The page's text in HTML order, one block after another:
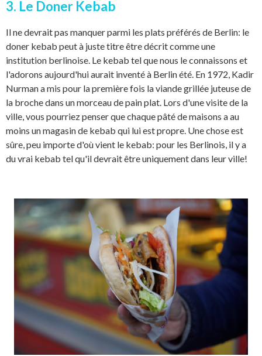
3. Le Doner Kebab
Il ne devrait pas manquer parmi les plats préférés de Berlin: le
doner kebab peut à juste titre être décrit comme une
institution berlinoise. Le kebab tel que nous le connaissons et
l'adorons aujourd'hui aurait inventé à Berlin été. En 1972, Kadir
Nurman a mis pour la première fois la viande grillée juteuse de
la broche dans un morceau de pain plat. Lors d'une visite de la
ville, vous pourriez penser que chaque pâté de maisons a au
moins un magasin de kebab qui lui est propre. Une chose est
sûre, peu importe d'où vient le kebab: pour les Berlinois, il y a
du vrai kebab tel qu'il devrait être uniquement dans leur ville!